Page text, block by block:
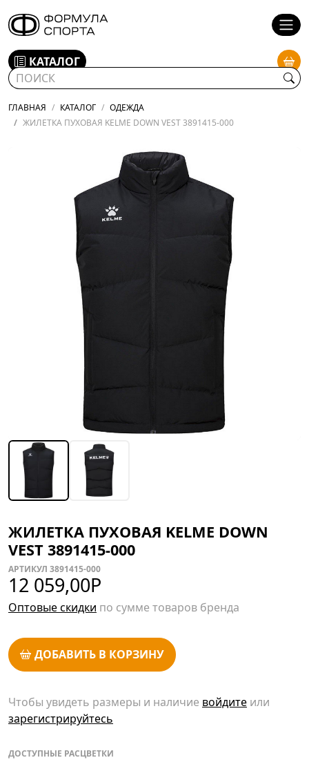
КАТАЛОГ
ГЛАВНАЯ КАТАЛОГ
ОДЕЖДА
ЖИЛЕТКА ПУХОВАЯ KELME DOWN VEST 3891415-000
ЖИЛЕТКА ПУХОВАЯ KELME DOWN
VEST 3891415-000
АРТИКУЛ 3891415-000
12 059,00Р
Оптовые скидки по сумме товаров бренда
ДОБАВИТЬ В КОРЗИНУ
Чтобы увидеть размеры и наличие войдите или
зарегистрируйтесь
ДОСТУПНЫЕ РАСЦВЕТКИ